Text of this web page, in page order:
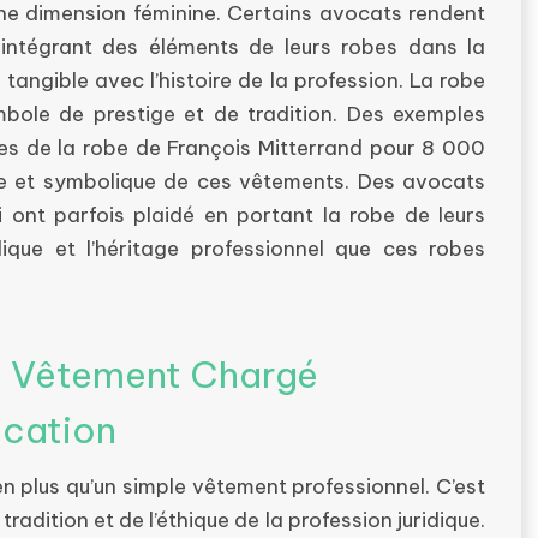
dimension féminine. Certains avocats rendent
des éléments de leurs robes dans la
avec l’histoire de la profession. La robe
de prestige et de tradition. Des exemples
de la robe de François Mitterrand pour 8 000
et symbolique de ces vêtements. Des avocats
ont parfois plaidé en portant la robe de leurs
et l’héritage professionnel que ces robes
Vêtement Chargé
qu’un simple vêtement professionnel. C’est
et de l’éthique de la profession juridique.